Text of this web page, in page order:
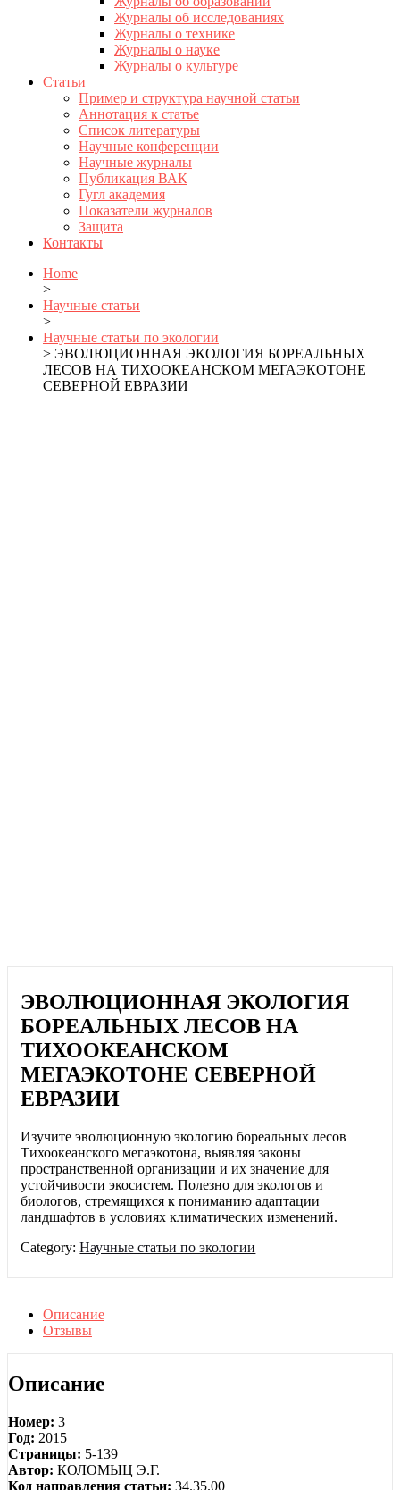
Журналы об исследованиях
Журналы о технике
Журналы о науке
Журналы о культуре
Статьи
Пример и структура научной статьи
Аннотация к статье
Список литературы
Научные конференции
Научные журналы
Публикация ВАК
Гугл академия
Показатели журналов
Защита
Контакты
Home
>
Научные статьи
>
Научные статьи по экологии
> ЭВОЛЮЦИОННАЯ ЭКОЛОГИЯ БОРЕАЛЬНЫХ
ЛЕСОВ НА ТИХООКЕАНСКОМ МЕГАЭКОТОНЕ
СЕВЕРНОЙ ЕВРАЗИИ
ЭВОЛЮЦИОННАЯ ЭКОЛОГИЯ
БОРЕАЛЬНЫХ ЛЕСОВ НА
ТИХООКЕАНСКОМ
МЕГАЭКОТОНЕ СЕВЕРНОЙ
ЕВРАЗИИ
Изучите эволюционную экологию бореальных лесов
Тихоокеанского мегаэкотона, выявляя законы
пространственной организации и их значение для
устойчивости экосистем. Полезно для экологов и
биологов, стремящихся к пониманию адаптации
ландшафтов в условиях климатических изменений.
Category:Научные статьи по экологии
Описание
Отзывы
Описание
Номер: 3
Год: 2015
Страницы: 5-139
Автор: КОЛОМЫЦ Э.Г.
Код направления статьи: 34.35.00